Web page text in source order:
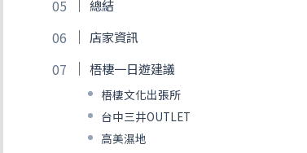
總結
店家資訊
梧棲一日遊建議
梧棲文化出張所
台中三井OUTLET
高美濕地